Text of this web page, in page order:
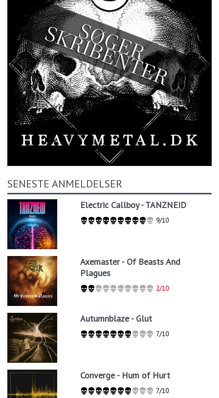
SENESTE ANMELDELSER
Electric Callboy - TANZNEID
9/10
Axemaster - Of Beasts And
Plagues
2/10
Autumnblaze - Glut
7/10
Converge - Hum of Hurt
7/10